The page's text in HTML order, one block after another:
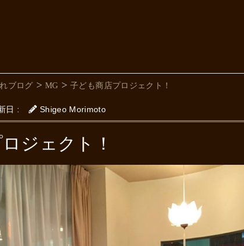
ブログ MG 子ども商店プロジェクト！
日 : Shigeo Morimoto
ジェクト！